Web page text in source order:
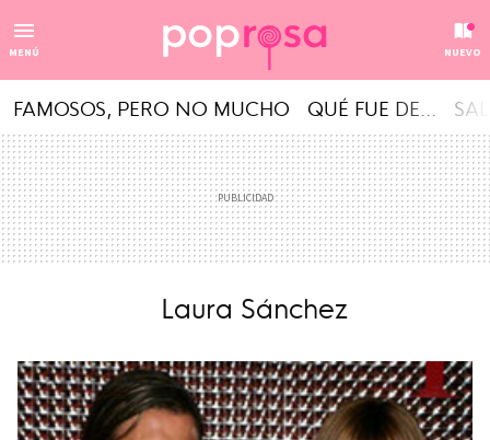
MENÚ NUEVO
FAMOSOS, PERO NO MUCHO QUÉ FUE DE...
Laura Sánchez